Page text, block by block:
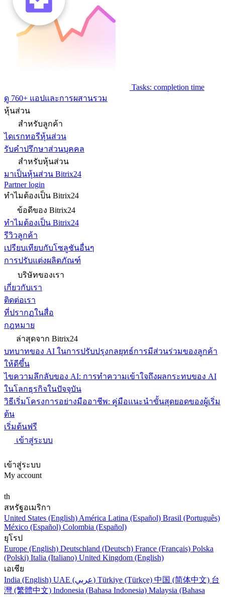
Tasks: completion time
ดู 760+ แอปและการผสานรวม
หุ้นส่วน
สำหรับลูกค้า
ไดเรกทอรีหุ้นส่วน
รับคำปรึกษาส่วนบุคคล
สำหรับหุ้นส่วน
มาเป็นหุ้นส่วน Bitrix24
Partner login
ทำไมต้องเป็น Bitrix24
ข้อดีของ Bitrix24
ทำไมต้องเป็น Bitrix24
รีวิวลูกค้า
เปรียบเทียบกับโซลูชันอื่นๆ
การปรับแต่งผลิตภัณฑ์
บริษัทของเรา
เกี่ยวกับเรา
ติดต่อเรา
ที่ปรากฏในสื่อ
กฎหมาย
ล่าสุดจาก Bitrix24
บทบาทของ AI ในการปรับปรุงกลยุทธ์การมีส่วนร่วมของลูกค้า
ให้ดีขึ้น
ไขความลึกลับของ AI: การทำความเข้าใจถึงผลกระทบของ AI
ในโลกธุรกิจในปัจจุบัน
วิธีเริ่มโครงการอย่างมืออาชีพ: คู่มือแนะนำขั้นสุดยอดของผู้เริ่ม
ต้น
เริ่มต้นฟรี
เข้าสู่ระบบ
เข้าสู่ระบบ
My account
th
สหรัฐอเมริกา
United States (English) América Latina (Español) Brasil (Português)
México (Español) Colombia (Español)
ยุโรป
Europe (English) Deutschland (Deutsch) France (Français) Polska
(Polski) Italia (Italiano) United Kingdom (English)
เอเชีย
India (English)
UAE (عربي) Türkiye (Türkçe) 中国 (简体中文) 台
灣 (繁體中文) Indonesia (Bahasa Indonesia) Malaysia (Bahasa